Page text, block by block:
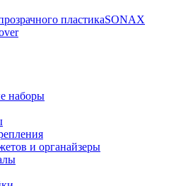
пластикаSONAX
наборы
и органайзеры